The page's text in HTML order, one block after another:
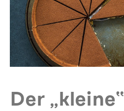
Der „kleine“